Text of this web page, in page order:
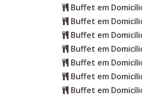
Buffet em
Buffet em
Buffet em
Buffet em
Buffet em
Buffet em
Buffet em